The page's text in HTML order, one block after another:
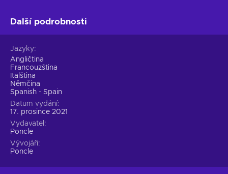
Další podrobnosti
Jazyky
Angličtina
Francouzština
Italština
Němčina
Spanish - Spain
Datum vydání
17. prosince 2021
Vydavatel
Poncle
Vývojáři
Poncle